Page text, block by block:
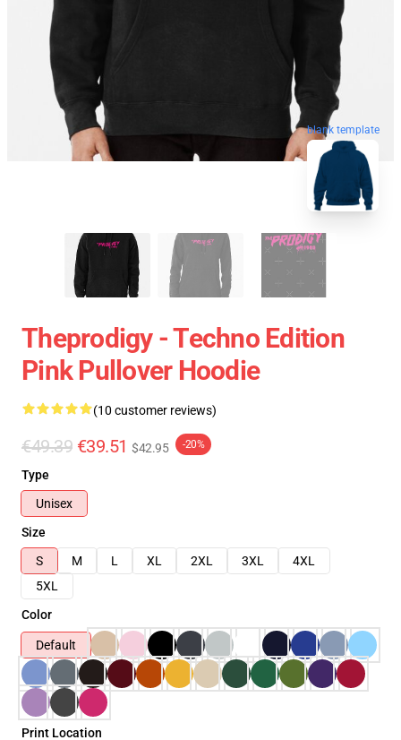
blank template
Theprodigy - Techno Edition
Pink Pullover Hoodie
(10 customer reviews)
€49.39 €39.51 $42.95 -20%
Type
Unisex
Size
S
M L XL 2XL 3XL
4XL
5XL
Color
Default
Print Location